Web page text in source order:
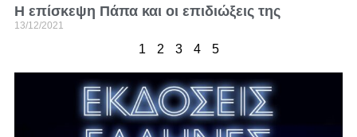
Η επίσκεψη Πάπα και οι επιδιώξεις της
13/12/2021
1 2 3 4 5